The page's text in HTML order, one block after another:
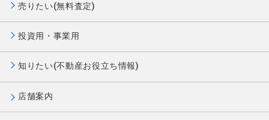
売りたい(無料査定)
投資用・事業用
知りたい(不動産お役立ち情報)
店舗案内